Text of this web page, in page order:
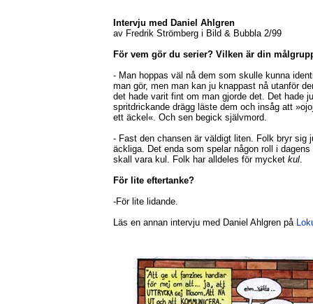
Intervju med Daniel Ahlgren
av Fredrik Strömberg i Bild & Bubbla 2/99
För vem gör du serier? Vilken är din
- Man hoppas väl nå dem som skulle kunna
man gör, men man kan ju knappast nå utanför
det hade varit fint om man gjorde det. Det hade
spritdrickande drägg läste dem och insåg att
ett äckel«. Och sen begick självmord.
- Fast den chansen är väldigt liten. Folk bryr sig
äckliga. Det enda som spelar någon roll i
skall vara kul. Folk har alldeles för mycket kul.
För lite eftertanke?
-För lite lidande.
Läs en annan intervju med Daniel Ahlgren på